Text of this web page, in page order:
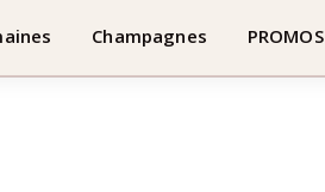
Champagnes PROMOS